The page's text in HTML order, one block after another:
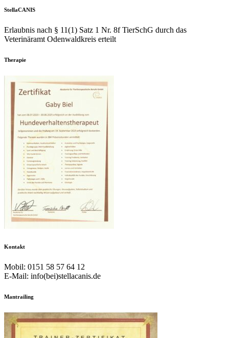
StellaCANIS
Erlaubnis nach § 11(1) Satz 1 Nr. 8f TierSchG durch das
Veterinäramt Odenwaldkreis erteilt
Therapie
Kontakt
Mobil: 0151 58 57 64 12
E-Mail: info(bei)stellacanis.de
Mantrailing